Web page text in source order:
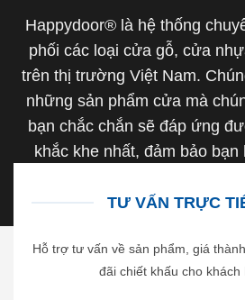
Happydoor® là hệ thống
phối các loại cửa gỗ, cửa
trên thị trường Việt Nam.
những sản phẩm cửa mà
bạn chắc chắn sẽ đáp ứng
khắc khe nhất, đảm bảo bạn
TƯ VẤN TRỰC
Hỗ trợ tư vấn về sản phẩm, giá
đãi chiết khấu cho khách